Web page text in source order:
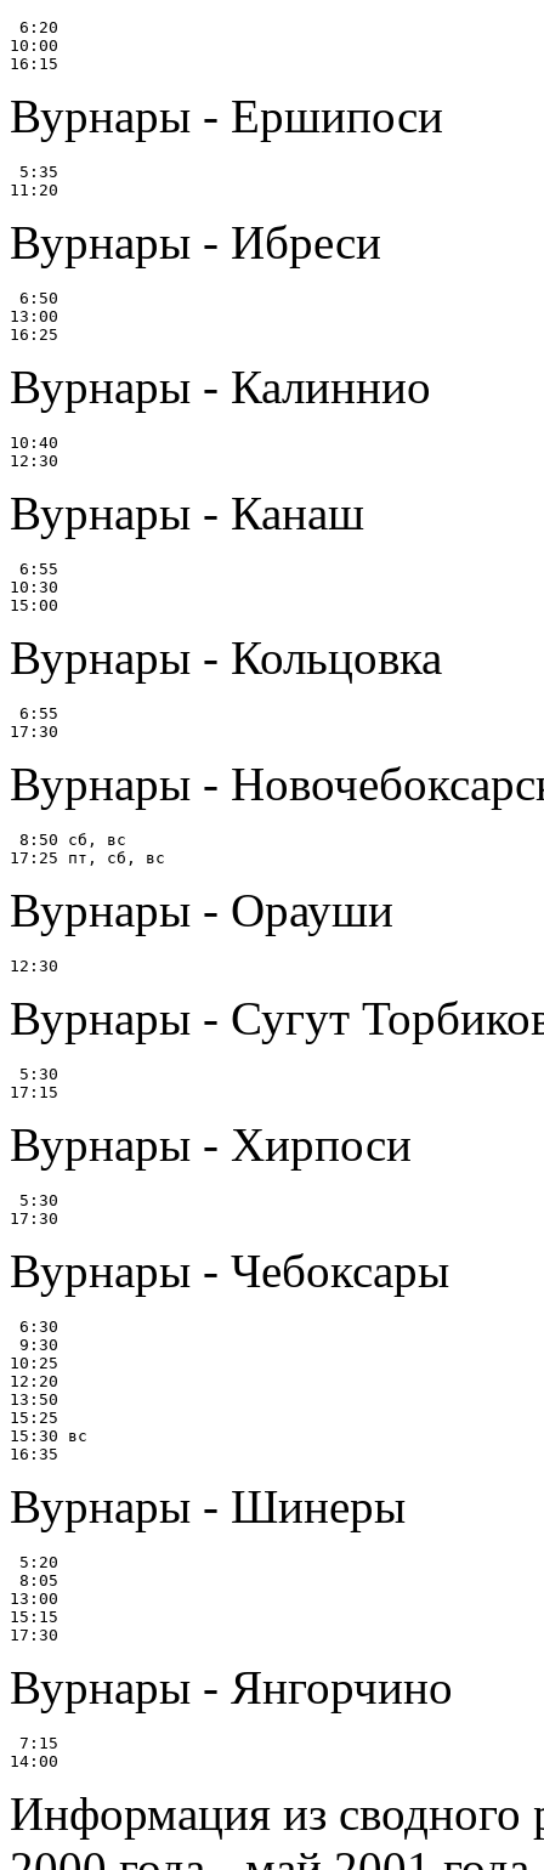
6:20
10:00
Вурнары - Ершипоси
5:35
Вурнары - Ибреси
6:50
13:00
Вурнары - Калиннио
10:40
Вурнары - Канаш
6:55
10:30
Вурнары - Кольцовка
6:55
Вурнары -
8:50 сб, вс
Вурнары - Орауши
Вурнары - Сугут
5:30
Вурнары - Хирпоси
5:30
Вурнары - Чебоксары
6:30
9:30
10:25
12:20
13:50
15:25
15:30 вс
Вурнары - Шинеры
5:20
8:05
13:00
15:15
Вурнары - Янгорчино
7:15
Информация из сводного